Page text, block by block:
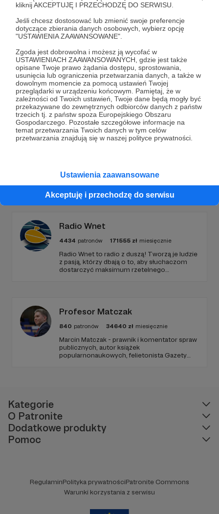
kliknij AKCEPTUJĘ I PRZECHODZĘ DO SERWISU.
Jeśli chcesz dostosować lub zmienić swoje preferencje
dotyczące zbierania danych osobowych, wybierz opcję
"USTAWIENIA ZAAWANSOWANE".
Zgoda jest dobrowolna i możesz ją wycofać w
USTAWIENIACH ZAAWANSOWANYCH, gdzie jest także
opisane Twoje prawo żądania dostępu, sprostowania,
usunięcia lub ograniczenia przetwarzania danych, a także w
dowolnym momencie za pomocą ustawień Twojej
przeglądarki w urządzeniu końcowym. Pamiętaj, że w
zależności od Twoich ustawień, Twoje dane będą mogły być
przekazywane do zewnętrznych odbiorców danych z państw
trzecich tj. z państw spoza Europejskiego Obszaru
Gospodarczego. Pozostałe szczegółowe informacje na
temat przetwarzania Twoich danych w tym celów
przetwarzania znajdują się w naszej polityce prywatności.
Ustawienia zaawansowane
Akceptuję i przechodzę do serwisu
Dołącz do grona Patronów!
Wesprzyj działalność AutoraBartek Fetysz już teraz!
Zostań Patronem
Promowani autorzy
Radio Wnet
4434 patronów 171555 zł miesięcznie
Radio Wnet to radio z duszą! Tworzą je ludzie
z pasją, którzy dbają o to, aby słuchaczom
dostarczyć maksimum rzetelnego
Profesor Matczak
840 patronów 34640 zł miesięcznie
Marcin Matczak - prawnik i komentator spraw
publicznych, autor książek
popularnonaukowych, felietonista Gazety
Kategorie
O Patronite
Dodatkowe produkty
Pomoc
RegulaminPolityka prywatnościPatronite Commons
Warunki korzystania z serwisu